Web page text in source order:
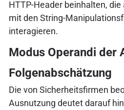
HTTP-Header beinhalten,
mit den String-
interagieren.
Modus Operandi der
Folgenabschätzung
Die von Sicherheitsfirmen
Ausnutzung deutet darauf